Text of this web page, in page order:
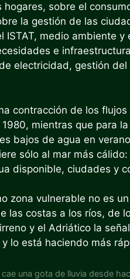
sobre el
la gestión de las
ISTAT, medio ambiente
e
electricidad, gestión
contracción de los
mientras que para
bajos de agua en
sólo al mar más
disponible, ciudades y
zona vulnerable no es
las costas a los ríos, de
y el Adriático la
lo está haciendo más
una gota de lluvia desde